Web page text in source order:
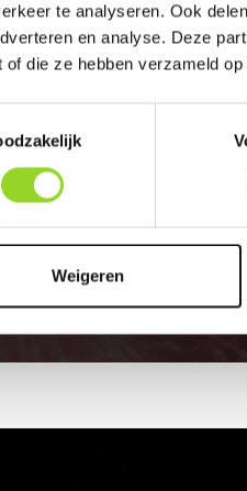
te analyseren. Ook
en analyse. Deze
of die ze hebben verzameld
Weigeren
een landelijk